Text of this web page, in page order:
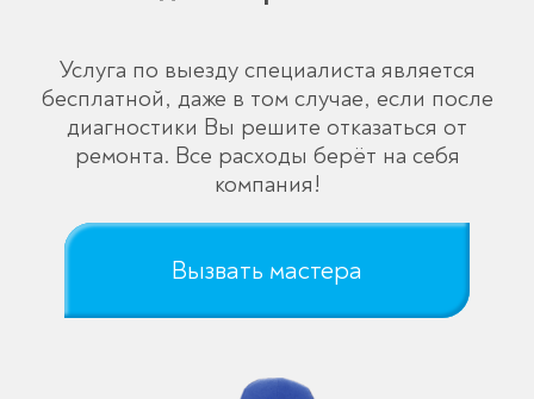
Услуга по выезду специалиста является
бесплатной, даже в том случае, если после
диагностики Вы решите отказаться от
ремонта. Все расходы берёт на себя
компания!
Вызвать мастера